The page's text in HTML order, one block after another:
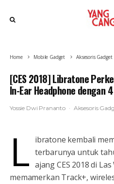
Home Mobile Gadget Aksesoris Gadget
[CES 2018] Libratone
In-Ear Headphone dengan
Yossie Dwi Prananto · Aksesoris
L ibratone kembali
terbarunya untuk
ajang CES 2018 di
memamerkan Track+,